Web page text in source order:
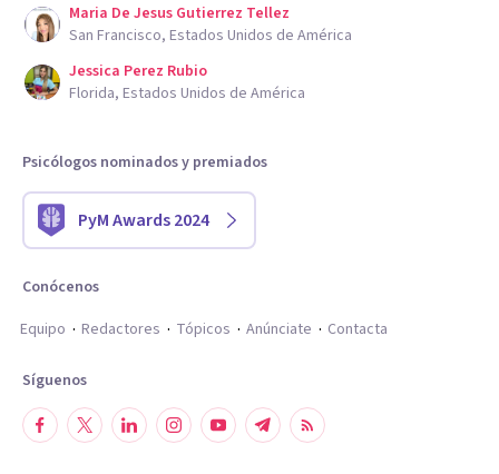
Maria De Jesus Gutierrez Tellez
San Francisco, Estados Unidos de América
Jessica Perez Rubio
Florida, Estados Unidos de América
Psicólogos nominados y premiados
PyM Awards 2024
Conócenos
Equipo
Redactores Tópicos Anúnciate Contacta
Síguenos